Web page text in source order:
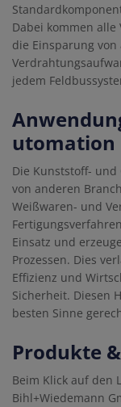
Dabei kommen alle
die Einsparung
jedem
utomation
Die Kunststoff-
von anderen
Weißwaren- und
Einsatz und
Prozessen. Dies
Effizienz und
Sicherheit. Diesen
besten Sinne
Produkte
Beim Klick auf den
Bihl+Wiedemann